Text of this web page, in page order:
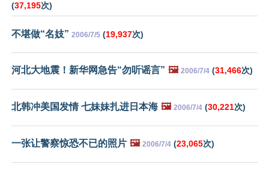
(37,195次)
不堪做“名妓” 2006/7/5 (19,937次)
河北大地震！新华网急告“勿听谣言” 🖼️ 2006/7/4 (31,466次)
北韩冲美国发情 七妹妹扎进日本海 🖼️ 2006/7/4 (30,221次)
一张让警察惊恐不已的照片 🖼️ 2006/7/4 (23,065次)